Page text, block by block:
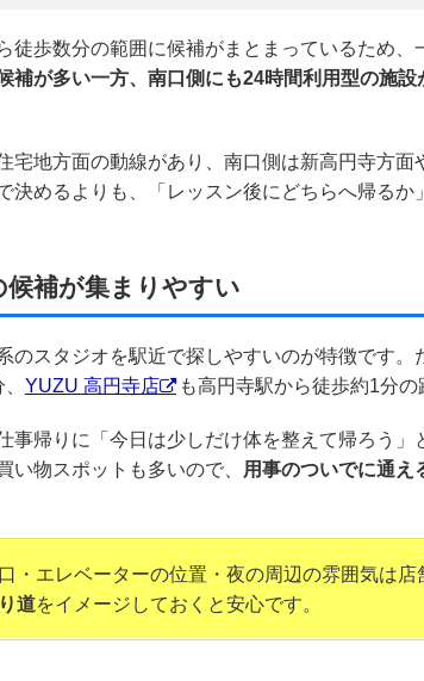
徒歩数分の範囲に候補がまとまっているため、
補が多い一方、南口側にも24時間利用型の施設
宅地方面の動線があり、南口側は新高円寺方面
決めるよりも、「レッスン後にどちらへ帰るか
補が集まりやすい
スタジオを駅近で探しやすいのが特徴です。
YUZU 高円寺店 も高円寺駅から徒歩約1分の
事帰りに「今日は少しだけ体を整えて帰ろう」
物スポットも多いので、
用事のついでに通え
・エレベーターの位置・夜の周辺の雰囲気は店
道をイメージしておくと安心です。